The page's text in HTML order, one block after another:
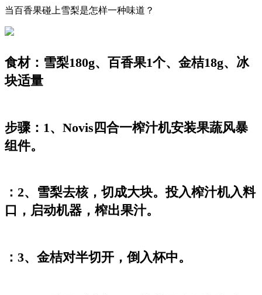
当百香果碰上雪梨是怎样一种味道？
食材：雪梨180g、百香果1个、金桔18g、冰
块适量
步骤：1、Novis四合一榨汁机安装果蔬风暴
组件。
：2、雪梨去核，切成大块。投入榨汁机入料
口，启动机器，榨出果汁。
：3、金桔对半切开，倒入杯中。